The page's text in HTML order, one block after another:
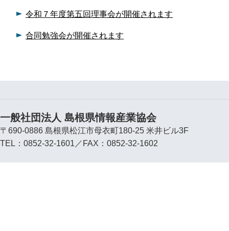
令和７年度第五回理事会が開催されます
合同勉強会が開催されます
一般社団法人 島根県情報産業協会
〒690-0886 島根県松江市母衣町180-25 米井ビル3F
TEL：0852-32-1601／FAX：0852-32-1602